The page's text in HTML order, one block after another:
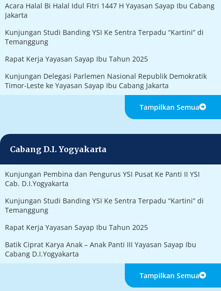
Acara Halal Bi Halal Idul Fitri 1447 H Yayasan Sayap Ibu Cabang
Jakarta
Kunjungan Studi Banding YSI Ke Sentra Terpadu “Kartini” di
Temanggung
Rapat Kerja Yayasan Sayap Ibu Tahun 2025
Kunjungan Delegasi Parlemen Nasional Republik Demokratik
Timor-Leste ke Yayasan Sayap Ibu Cabang Jakarta
Tampilkan Semua
Cabang D.I. Yogyakarta
Kunjungan Pembina dan Pengurus YSI Pusat Ke Panti II YSI
Cab. D.I.Yogyakarta
Kunjungan Studi Banding YSI Ke Sentra Terpadu “Kartini” di
Temanggung
Rapat Kerja Yayasan Sayap Ibu Tahun 2025
Batik Ciprat Karya Anak – Anak Panti III Yayasan Sayap Ibu
Cabang D.I.Yogyakarta
Tampilkan Semua